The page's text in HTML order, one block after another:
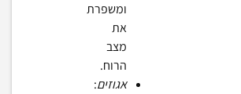
ומשפרת
את
מצב
הרוח.
אגוזים: